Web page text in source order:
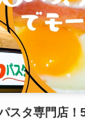
スタ専門店！